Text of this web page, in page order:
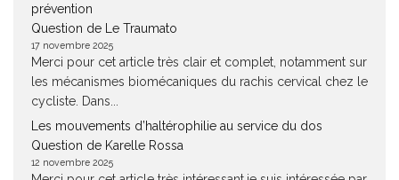
prévention
Question de Le Traumato
17 novembre 2025
Merci pour cet article très clair et complet, notamment sur
les mécanismes biomécaniques du rachis cervical chez le
cycliste. Dans...
Les mouvements d’haltérophilie au service du dos
Question de Karelle Rossa
12 novembre 2025